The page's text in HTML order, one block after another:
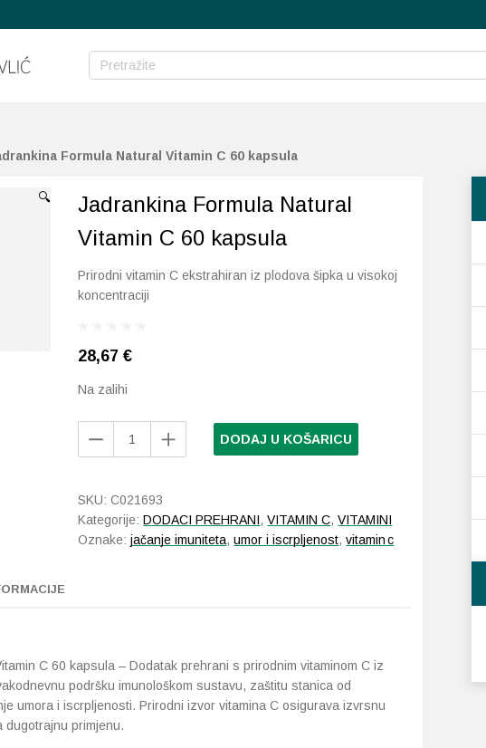
Formula Natural Vitamin C 60 kapsula
🔍
Jadrankina Formula Natural
Vitamin C 60 kapsula
Prirodni vitamin C ekstrahiran iz plodova šipka u visokoj
koncentraciji
28,67€
Na zalihi
DODAJ U KOŠARICU
SKU:C021693
Kategorije:DODACI PREHRANI,VITAMIN C,VITAMINI
Oznake:jačanje imuniteta,umor i iscrpljenost,vitamin c
C 60 kapsula – Dodatak prehrani s prirodnim vitaminom C iz
podršku imunološkom sustavu, zaštitu stanica od
umora i iscrpljenosti. Prirodni izvor vitamina C osigurava izvrsnu
primjenu.